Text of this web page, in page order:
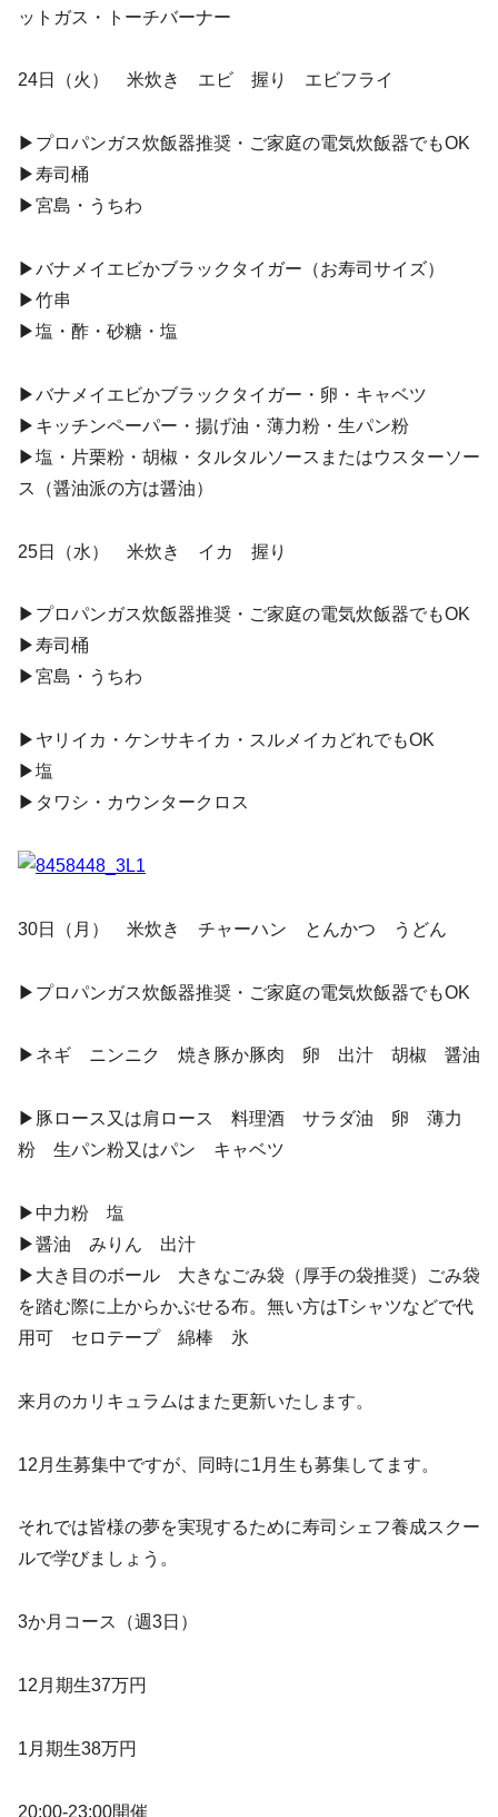
ットガス・トーチバーナー
24日（火） 米炊き エビ 握り エビフライ
▶︎プロパンガス炊飯器推奨・ご家庭の電気炊飯器でもOK
▶︎寿司桶
▶︎宮島・うちわ
▶︎バナメイエビかブラックタイガー（お寿司サイズ）
▶︎竹串
▶︎塩・酢・砂糖・塩
▶︎バナメイエビかブラックタイガー・卵・キャベツ
▶︎キッチンペーパー・揚げ油・薄力粉・生パン粉
▶︎塩・片栗粉・胡椒・タルタルソースまたはウスターソー
ス（醤油派の方は醤油）
25日（水） 米炊き イカ 握り
▶︎プロパンガス炊飯器推奨・ご家庭の電気炊飯器でもOK
▶︎寿司桶
▶︎宮島・うちわ
▶︎ヤリイカ・ケンサキイカ・スルメイカどれでもOK
▶︎塩
▶︎タワシ・カウンタークロス
30日（月） 米炊き チャーハン とんかつ うどん
▶︎プロパンガス炊飯器推奨・ご家庭の電気炊飯器でもOK
▶︎ネギ ニンニク 焼き豚か豚肉 卵 出汁 胡椒 醤油
▶︎豚ロース又は肩ロース 料理酒 サラダ油 卵 薄力
粉 生パン粉又はパン キャベツ
▶︎中力粉 塩
▶︎醤油 みりん 出汁
▶︎大き目のボール 大きなごみ袋（厚手の袋推奨）ごみ袋
を踏む際に上からかぶせる布。無い方はTシャツなどで代
用可 セロテープ 綿棒 氷
来月のカリキュラムはまた更新いたします。
12月生募集中ですが、同時に1月生も募集してます。
それでは皆様の夢を実現するために寿司シェフ養成スクー
ルで学びましょう。
3か月コース（週3日）
12月期生37万円
1月期生38万円
20:00-23:00開催